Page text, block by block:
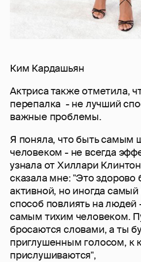
Ким Кардашьян
Актриса также отметила,
перепалка - не лучший
важные проблемы.
Я поняла, что быть самым
человеком - не всегда
узнала от Хиллари
сказала мне: "Это здорово
активной, но иногда
способ повлиять на людей
самым тихим человеком.
бросаются словами, а ты
приглушенным голосом, к
прислушиваются",